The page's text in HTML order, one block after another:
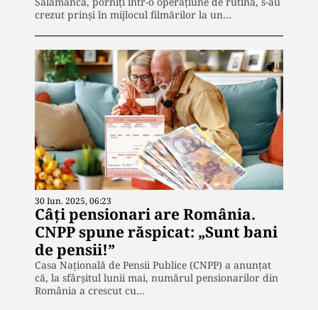
crezut prinși în mijlocul filmărilor la un…
30 Iun. 2025, 06:23
Câți pensionari are România.
CNPP spune răspicat: „Sunt bani
de pensii!”
Casa Națională de Pensii Publice (CNPP) a anunțat
că, la sfârșitul lunii mai, numărul pensionarilor din
România a crescut cu…